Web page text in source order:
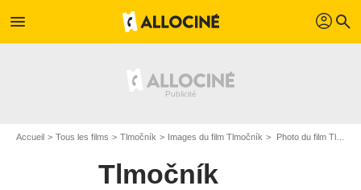
menu profil search
Accueil Tous les films Tlmočník Images du film Tlmočník Photo du film Tlmočník - Photo 2
Tlmočník